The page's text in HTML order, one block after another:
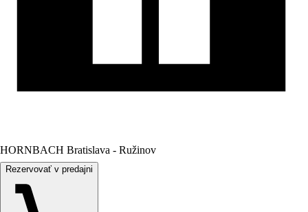
HORNBACH Bratislava - Ružinov
Rezervovať v predajni